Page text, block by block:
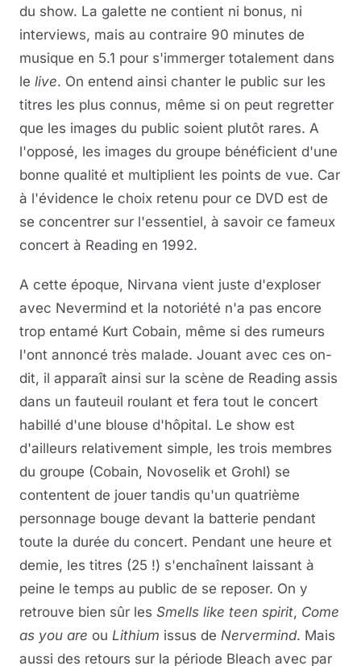
du show. La galette ne contient ni bonus, ni
interviews, mais au contraire 90 minutes de
musique en 5.1 pour s'immerger totalement dans
le live. On entend ainsi chanter le public sur les
titres les plus connus, même si on peut regretter
que les images du public soient plutôt rares. A
l'opposé, les images du groupe bénéficient d'une
bonne qualité et multiplient les points de vue. Car
à l'évidence le choix retenu pour ce DVD est de
se concentrer sur l'essentiel, à savoir ce fameux
concert à Reading en 1992.
A cette époque, Nirvana vient juste d'exploser
avec Nevermind et la notoriété n'a pas encore
trop entamé Kurt Cobain, même si des rumeurs
l'ont annoncé très malade. Jouant avec ces on-
dit, il apparaît ainsi sur la scène de Reading assis
dans un fauteuil roulant et fera tout le concert
habillé d'une blouse d'hôpital. Le show est
d'ailleurs relativement simple, les trois membres
du groupe (Cobain, Novoselik et Grohl) se
contentent de jouer tandis qu'un quatrième
personnage bouge devant la batterie pendant
toute la durée du concert. Pendant une heure et
demie, les titres (25 !) s'enchaînent laissant à
peine le temps au public de se reposer. On y
retrouve bien sûr les Smells like teen spirit, Come
as you are ou Lithium issus de Nervermind. Mais
aussi des retours sur la période Bleach avec par